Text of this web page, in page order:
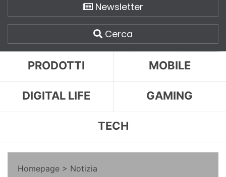
Newsletter
Cerca
PRODOTTI MOBILE
DIGITAL LIFE GAMING
TECH
Homepage > Notizia